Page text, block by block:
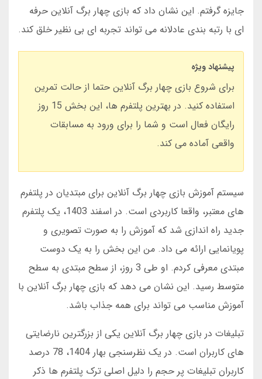
جایزه گرفتم. این نشان داد که بازی چهار برگ آنلاین حرفه
ای با رتبه بندی عادلانه می تواند تجربه ای بی نظیر خلق کند.
پیشنهاد ویژه
برای شروع بازی چهار برگ آنلاین حتما از حالت تمرین
استفاده کنید. در بهترین پلتفرم ها، این بخش 15 روز
رایگان فعال است و شما را برای ورود به مسابقات
واقعی آماده می کند.
سیستم آموزش بازی چهار برگ آنلاین برای مبتدیان در پلتفرم
های معتبر، واقعا کاربردی است. در اسفند 1403، یک پلتفرم
جدید راه اندازی شد که آموزش را به صورت تصویری و
پویانمایی ارائه می داد. من این بخش را به یک دوست
مبتدی معرفی کردم. او طی 3 روز، از سطح مبتدی به سطح
متوسط رسید. این نشان می دهد که بازی چهار برگ آنلاین با
آموزش مناسب می تواند برای همه جذاب باشد.
تبلیغات در بازی چهار برگ آنلاین یکی از بزرگترین نارضایتی
های کاربران است. در یک نظرسنجی بهار 1404، 78 درصد
کاربران تبلیغات پر حجم را دلیل اصلی ترک پلتفرم ها ذکر